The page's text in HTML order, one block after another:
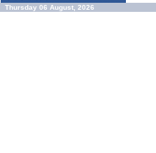
Thursday 06 August, 2026